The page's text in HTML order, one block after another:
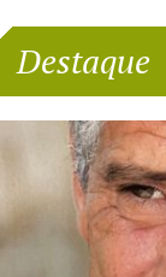
Destaque